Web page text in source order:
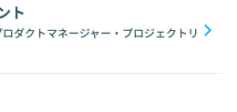
ト
ダクトマネージャー・プロジェクトリ